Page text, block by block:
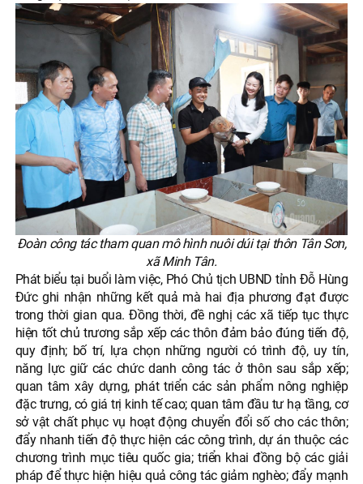
Đoàn công tác tham quan mô hình nuôi dúi tại thôn Tân Sơn,
xã Minh Tân.
Phát biểu tại buổi làm việc, Phó Chủ tịch UBND tỉnh Đỗ Hùng
Đức ghi nhận những kết quả mà hai địa phương đạt được
trong thời gian qua. Đồng thời, đề nghị các xã tiếp tục thực
hiện tốt chủ trương sắp xếp các thôn đảm bảo đúng tiến độ,
quy định; bố trí, lựa chọn những người có trình độ, uy tín,
năng lực giữ các chức danh công tác ở thôn sau sắp xếp;
quan tâm xây dựng, phát triển các sản phẩm nông nghiệp
đặc trưng, có giá trị kinh tế cao; quan tâm đầu tư hạ tầng, cơ
sở vật chất phục vụ hoạt động chuyển đổi số cho các thôn;
đẩy nhanh tiến độ thực hiện các công trình, dự án thuộc các
chương trình mục tiêu quốc gia; triển khai đồng bộ các giải
pháp để thực hiện hiệu quả công tác giảm nghèo; đẩy mạnh